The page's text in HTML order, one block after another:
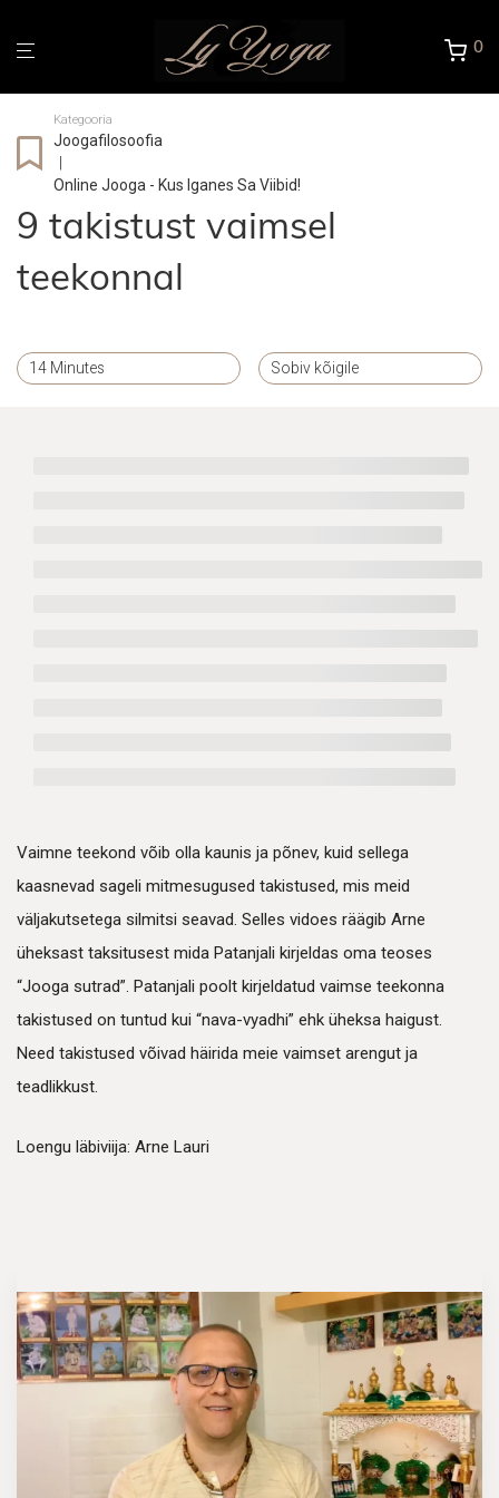
0
Kategooria
Joogafilosoofia
Online Jooga - Kus Iganes Sa Viibid!
9 takistust vaimsel
teekonnal
14 Minutes Sobiv kõigile
Vaimne teekond võib olla kaunis ja põnev, kuid sellega
kaasnevad sageli mitmesugused takistused, mis meid
väljakutsetega silmitsi seavad. Selles vidoes räägib Arne
üheksast taksitusest mida Patanjali kirjeldas oma teoses
“Jooga sutrad”. Patanjali poolt kirjeldatud vaimse teekonna
takistused on tuntud kui “nava-vyadhi” ehk üheksa haigust.
Need takistused võivad häirida meie vaimset arengut ja
teadlikkust.
Loengu läbiviija: Arne Lauri